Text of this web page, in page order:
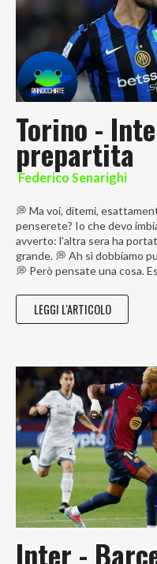
Torino -
prepartita
Federico Senarighi
💭 Ma voi, ditemi,
penserete? Io che devo
avverto: l'altra sera ha
grande. 💭 Ah sì dobbiamo
💭 Però pensate una cosa.
LEGGI L'ARTICOLO
Inter -